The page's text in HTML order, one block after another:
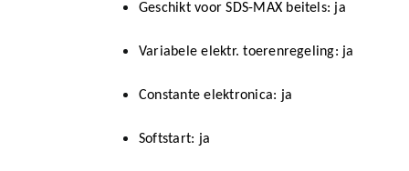
Geschikt voor SDS-MAX beitels: ja
Variabele elektr. toerenregeling: ja
Constante elektronica: ja
Softstart: ja